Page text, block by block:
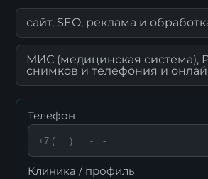
сайт, SEO, реклама и
МИС (медицинская система),
снимков и телефония и
Телефон
Клиника / профиль